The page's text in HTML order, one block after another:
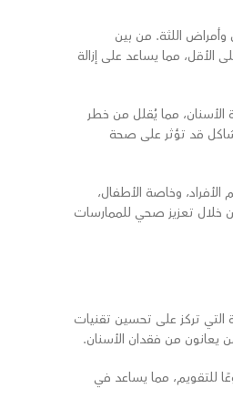
اللثة. من بين
مما يساعد على إزالة
الأسنان، مما يُقلل من خطر
قد تؤثر على صحة
وخاصة الأطفال،
خلال تعزيز صحي للممارسات
التي تركز على تحسين تقنيات
يعانون من فقدان الأسنان.
للتقويم، مما يساعد في